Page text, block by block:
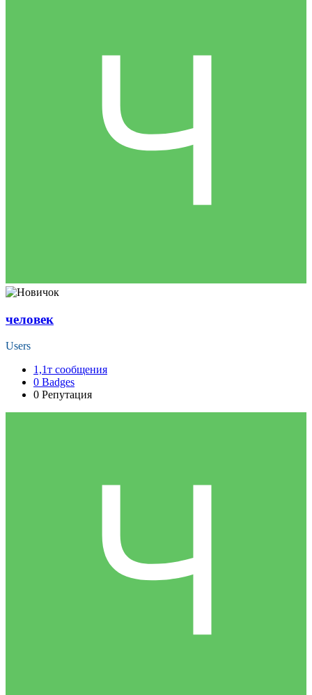
человек
Users
1,1т сообщения
0 Badges
0 Репутация